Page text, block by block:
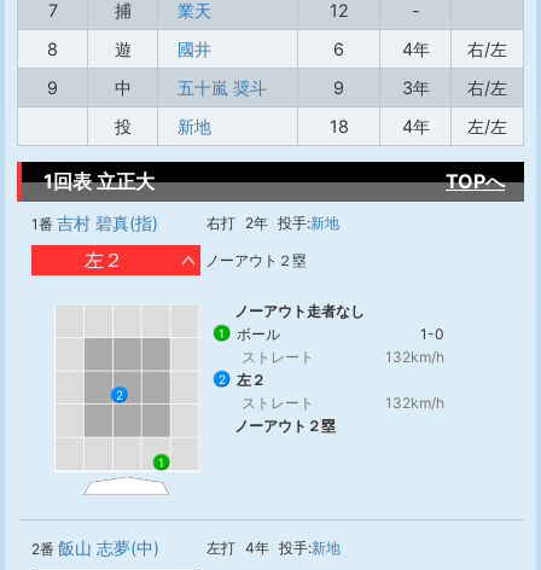
7
捕 業天 12
-
8
遊 國井 6 4年
右/左
9
中 五十嵐 奨斗 9 3年
右/左
投
新地 18 4年 左/左
1回表 立正大 TOPへ
1番 吉村 碧真(指) 右打 2年 投手:新地
左２ ノーアウト２塁
1
2
ノーアウト走者なし
1 ボール
1-0
ストレート
132km/h
2
左２
ストレート
132km/h
ノーアウト２塁
2番 飯山 志夢(中) 左打 4年 投手:新地